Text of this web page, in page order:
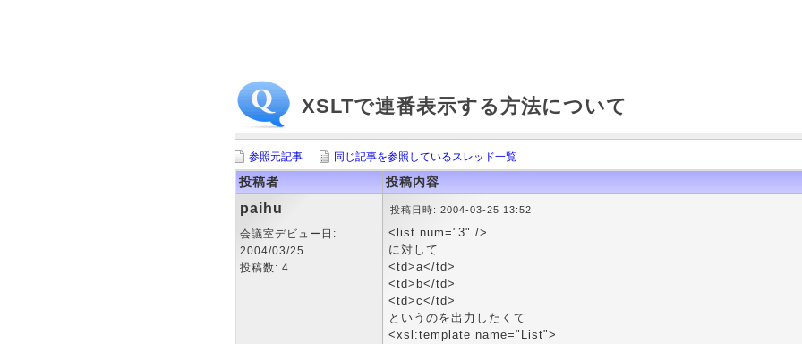
XSLTで連番表示する方法について
参照元記事 同じ記事を参照しているスレッド一覧
投稿者 投稿内容
paihu
会議室デビュー日:
2004/03/25
投稿数: 4
投稿日時: 2004-03-25 13:52
<list num="3" />
に対して
<td>a</td>
<td>b</td>
<td>c</td>
というのを出力したくて
<xsl:template name="List">